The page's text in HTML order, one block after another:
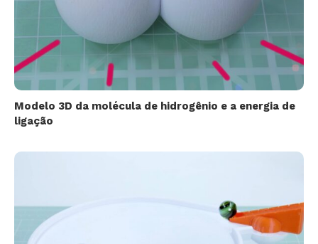
Modelo 3D da molécula de hidrogênio e a energia de
ligação